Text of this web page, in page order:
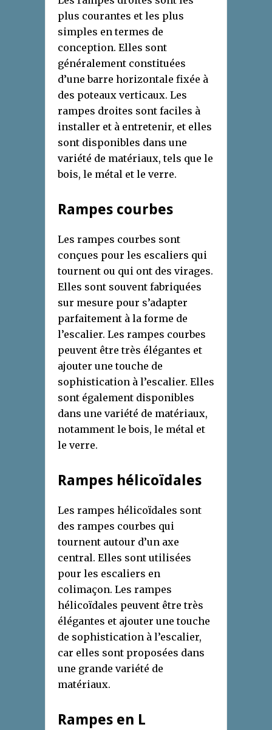
plus courantes et les plus
simples en termes de
conception. Elles sont
généralement constituées
d’une barre horizontale fixée à
des poteaux verticaux. Les
rampes droites sont faciles à
installer et à entretenir, et elles
sont disponibles dans une
variété de matériaux, tels que le
bois, le métal et le verre.
Rampes courbes
Les rampes courbes sont
conçues pour les escaliers qui
tournent ou qui ont des virages.
Elles sont souvent fabriquées
sur mesure pour s’adapter
parfaitement à la forme de
l’escalier. Les rampes courbes
peuvent être très élégantes et
ajouter une touche de
sophistication à l’escalier. Elles
sont également disponibles
dans une variété de matériaux,
notamment le bois, le métal et
le verre.
Rampes hélicoïdales
Les rampes hélicoïdales sont
des rampes courbes qui
tournent autour d’un axe
central. Elles sont utilisées
pour les escaliers en
colimaçon. Les rampes
hélicoïdales peuvent être très
élégantes et ajouter une touche
de sophistication à l’escalier,
car elles sont proposées dans
une grande variété de
matériaux.
Rampes en L